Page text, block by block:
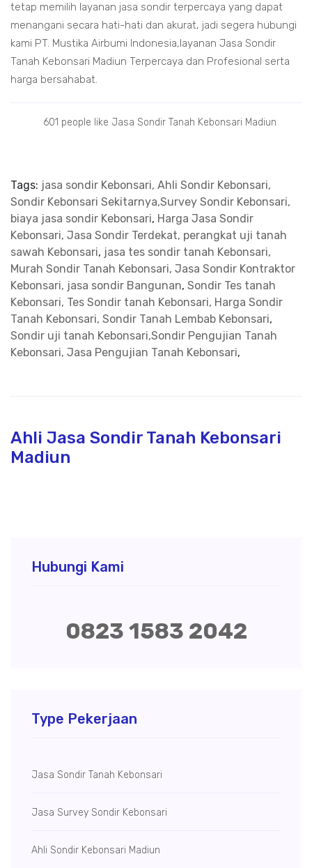
tetap memilih layanan jasa sondir terpercaya yang dapat
menangani secara hati-hati dan akurat, jadi segera hubungi
kami PT. Mustika Airbumi Indonesia,layanan Jasa Sondir
Tanah Kebonsari Madiun Terpercaya dan Profesional serta
harga bersahabat.
601 people like Jasa Sondir Tanah Kebonsari Madiun
Tags: jasa sondir Kebonsari, Ahli Sondir Kebonsari,
Sondir Kebonsari Sekitarnya,Survey Sondir Kebonsari,
biaya jasa sondir Kebonsari, Harga Jasa Sondir
Kebonsari, Jasa Sondir Terdekat, perangkat uji tanah
sawah Kebonsari, jasa tes sondir tanah Kebonsari,
Murah Sondir Tanah Kebonsari, Jasa Sondir Kontraktor
Kebonsari, jasa sondir Bangunan, Sondir Tes tanah
Kebonsari, Tes Sondir tanah Kebonsari, Harga Sondir
Tanah Kebonsari, Sondir Tanah Lembab Kebonsari,
Sondir uji tanah Kebonsari,Sondir Pengujian Tanah
Kebonsari, Jasa Pengujian Tanah Kebonsari,
Ahli Jasa Sondir Tanah Kebonsari
Madiun
Hubungi Kami
0823 1583 2042
Type Pekerjaan
Jasa Sondir Tanah Kebonsari
Jasa Survey Sondir Kebonsari
Ahli Sondir Kebonsari Madiun